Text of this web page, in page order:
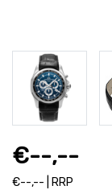
€--,--
€--,-- | RRP